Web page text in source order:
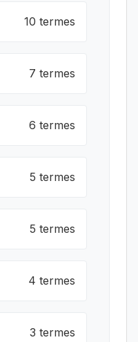
10 termes
7 termes
6 termes
5 termes
5 termes
4 termes
3 termes